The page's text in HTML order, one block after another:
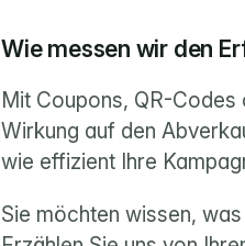
Wie messen wir den
Mit Coupons, QR-
Wirkung auf den
wie effizient Ihre
Sie möchten wissen,